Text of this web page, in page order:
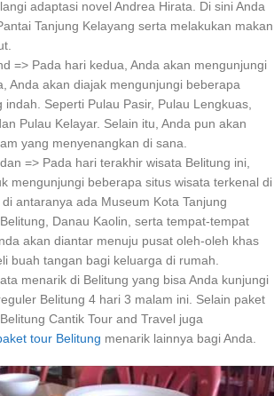
adaptasi novel Andrea Hirata. Di sini Anda
Tanjung Kelayang serta melakukan makan
=> Pada hari kedua, Anda akan mengunjungi
Anda akan diajak mengunjungi beberapa
Seperti Pulau Pasir, Pulau Lengkuas,
Pulau Kelayar. Selain itu, Anda pun akan
yang menyenangkan di sana.
=> Pada hari terakhir wisata Belitung ini,
mengunjungi beberapa situs wisata terkenal di
antaranya ada Museum Kota Tanjung
Danau Kaolin, serta tempat-tempat
akan diantar menuju pusat oleh-oleh khas
buah tangan bagi keluarga di rumah.
menarik di Belitung yang bisa Anda kunjungi
Belitung 4 hari 3 malam ini. Selain paket
Cantik Tour and Travel juga
tour Belitung menarik lainnya bagi Anda.